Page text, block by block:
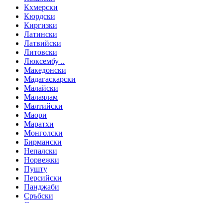
Кхмерски
Кюрдски
Киргизки
Латински
Латвийски
Литовски
Люксембу ..
Македонски
Мадагаскарски
Малайски
Малаялам
Малтийски
Маори
Маратхи
Монголски
Бирмански
Непалски
Норвежки
Пушту
Персийски
Панджаби
Сръбски